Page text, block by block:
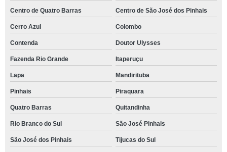
Centro de Quatro Barras Centro de São José dos Pinhais
Cerro Azul Colombo
Contenda Doutor Ulysses
Fazenda Rio Grande Itaperuçu
Lapa Mandirituba
Pinhais Piraquara
Quatro Barras Quitandinha
Rio Branco do Sul São José Pinhais
São José dos Pinhais Tijucas do Sul